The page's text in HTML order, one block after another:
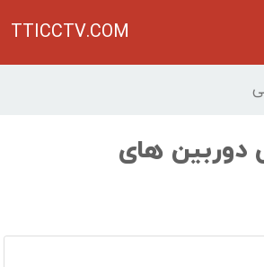
TTICCTV.COM
دوربین های